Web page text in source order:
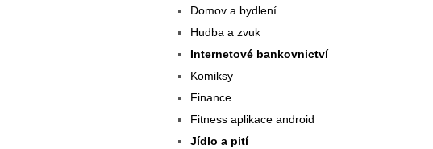
Domov a bydlení
Hudba a zvuk
Internetové bankovnictví
Komiksy
Finance
Fitness aplikace android
Jídlo a pití